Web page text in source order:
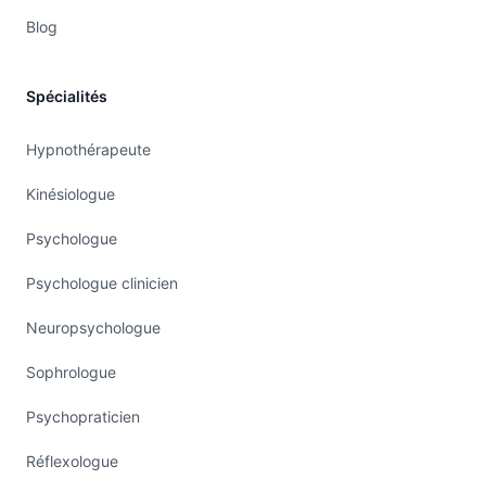
Blog
Spécialités
Hypnothérapeute
Kinésiologue
Psychologue
Psychologue clinicien
Neuropsychologue
Sophrologue
Psychopraticien
Réflexologue